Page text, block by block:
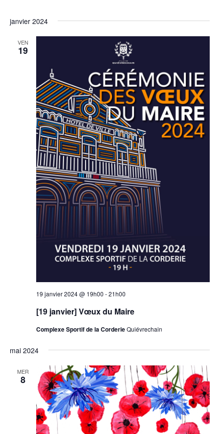
janvier 2024
VEN
19
19 janvier 2024 @ 19h00 -21h00
[19 janvier] Vœux du Maire
Complexe Sportif de la CorderieQuiévrechain
mai 2024
MER
8